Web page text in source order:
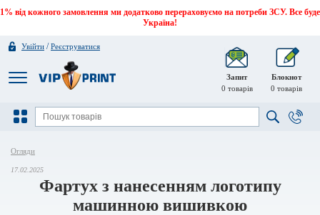
1% від кожного замовлення ми додатково перераховуємо на потреби ЗСУ. Все буде
Україна!
Увійти /Реєструватися
Запит
0 товарів
Блокнот
0 товарів
Огляди
17.02.2025
Фартух з нанесенням логотипу
машинною вишивкою